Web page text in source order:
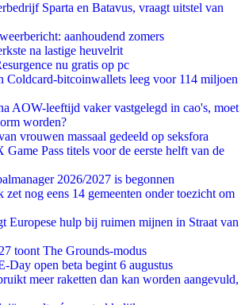
Sparta en Batavus, vraagt uitstel van
aanhoudend zomers
na lastige heuvelrit
nu gratis op pc
Coldcard-bitcoinwallets leeg voor 114 miljoen
AOW-leeftijd vaker vastgelegd in cao's, moet
worden?
vrouwen massaal gedeeld op seksfora
Pass titels voor de eerste helft van de
2026/2027 is begonnen
zet nog eens 14 gemeenten onder toezicht om
Europese hulp bij ruimen mijnen in Straat van
toont The Grounds-modus
Day open beta begint 6 augustus
meer raketten dan kan worden aangevuld,